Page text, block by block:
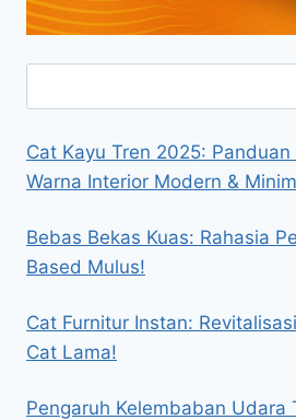
Cat Kayu Tren 2025:
Warna Interior Modern &
Bebas Bekas Kuas: Rahasia
Based Mulus!
Cat Furnitur Instan:
Cat Lama!
Pengaruh Kelembaban Udara